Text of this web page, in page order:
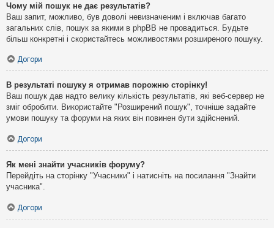
Чому мій пошук не дає результатів?
Ваш запит, можливо, був доволі невизначеним і включав багато
загальних слів, пошук за якими в phpBB не провадиться. Будьте
більш конкретні і скористайтесь можливостями розширеного пошуку.
Догори
В результаті пошуку я отримав порожню сторінку!
Ваш пошук дав надто велику кількість результатів, які веб-сервер не
зміг обробити. Використайте "Розширений пошук", точніше задайте
умови пошуку та форуми на яких він повинен бути здійснений.
Догори
Як мені знайти учасників форуму?
Перейдіть на сторінку "Учасники" і натисніть на посилання "Знайти
учасника".
Догори